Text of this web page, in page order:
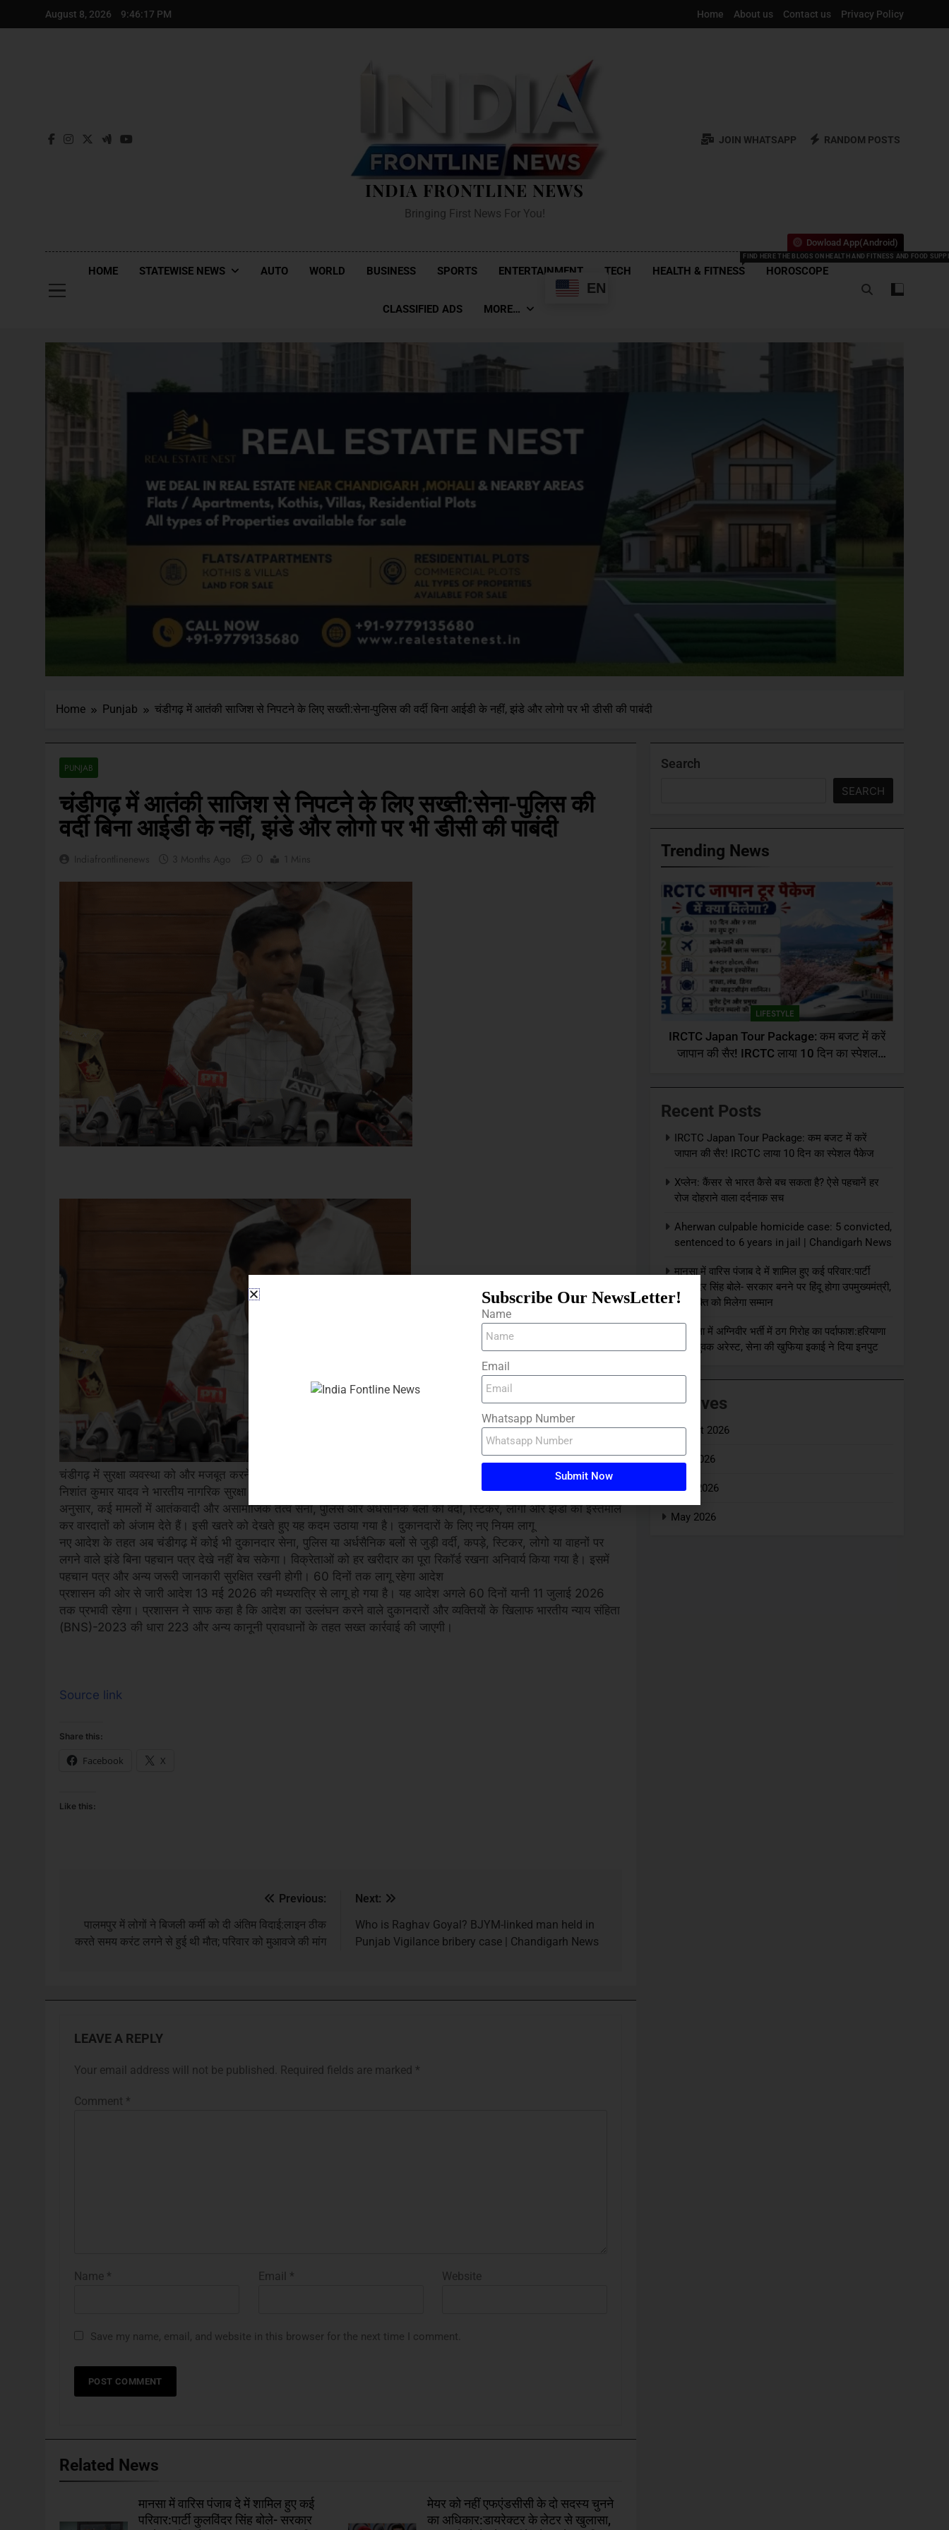
August 8, 2026 9:46:18 PM Home About us Contact us Privacy Policy
INDIA FRONTLINE NEWS
Bringing First News For You!
JOIN WHATSAPP RANDOM POSTS
HOME STATEWISE NEWS AUTO WORLD BUSINESS SPORTS ENTERTAINMENT TECH HEALTH & FITNESS
FIND HERE THE BLOGS ON HEALTH AND FITNESS AND FOOD
HOROSCOPE
CLASSIFIED ADS MORE…
EN
Dowload App(Android)
Home Punjab चंडीगढ़ में आतंकी साजिश से निपटने के लिए सख्ती:सेना-पुलिस की वर्दी बिना आईडी के नहीं, झंडे और लोगो पर भी डीसी की पाबंदी
PUNJAB
चंडीगढ़ में आतंकी साजिश से निपटने के लिए सख्ती:सेना-पुलिस की
वर्दी बिना आईडी के नहीं, झंडे और लोगो पर भी डीसी की पाबंदी
Indiafrontlinenews 3 Months Ago 0 1 Mins
चंडीगढ़ में सुरक्षा व्यवस्था को और मजबूत करने और आतंकी गतिविधियों पर रोक लगाने के लिए प्रशासन ने बड़ा फैसला लिया है। डीसी
निशांत कुमार यादव ने भारतीय नागरिक सुरक्षा संहिता (BNSS)-2023 की धारा 163 के तहत नए आदेश जारी किए हैं। प्रशासन के
अनुसार, कई मामलों में आतंकवादी और असामाजिक तत्व सेना, पुलिस और अर्धसैनिक बलों की वर्दी, स्टिकर, लोगो और झंडों का इस्तेमाल
कर वारदातों को अंजाम देते हैं। इसी खतरे को देखते हुए यह कदम उठाया गया है। दुकानदारों के लिए नए नियम लागू
नए आदेश के तहत अब चंडीगढ़ में कोई भी दुकानदार सेना, पुलिस या अर्धसैनिक बलों से जुड़ी वर्दी, कपड़े, स्टिकर, लोगो या वाहनों पर
लगने वाले झंडे बिना पहचान पत्र देखे नहीं बेच सकेगा। विक्रेताओं को हर खरीदार का पूरा रिकॉर्ड रखना अनिवार्य किया गया है। इसमें
पहचान पत्र और अन्य जरूरी जानकारी सुरक्षित रखनी होगी। 60 दिनों तक लागू रहेगा आदेश
प्रशासन की ओर से जारी आदेश 13 मई 2026 की मध्यरात्रि से लागू हो गया है। यह आदेश अगले 60 दिनों यानी 11 जुलाई 2026
तक प्रभावी रहेगा। प्रशासन ने साफ कहा है कि आदेश का उल्लंघन करने वाले दुकानदारों और व्यक्तियों के खिलाफ भारतीय न्याय संहिता
(BNS)-2023 की धारा 223 और अन्य कानूनी प्रावधानों के तहत सख्त कार्रवाई की जाएगी।
Source link
Share this:
Facebook X
Like this:
Previous:
पालमपुर में लोगों ने बिजली कर्मी को दी अंतिम विदाई:लाइन ठीक
करते समय करंट लगने से हुई थी मौत; परिवार को मुआवजे की मांग
Next:
Who is Raghav Goyal? BJYM-linked man held in
Punjab Vigilance bribery case | Chandigarh News
LEAVE A REPLY
Your email address will not be published. Required fields are marked *
Comment *
Name * Email * Website
Save my name, email, and website in this browser for the next time I comment.
Related News
मानसा में वारिस पंजाब दे में शामिल हुए कई
परिवार:पार्टी कुलविंदर सिंह बोले- सरकार
मेयर को नहीं एफएंडसीसी के दो सदस्य चुनने
का अधिकार:डायरेक्टर के लेटर से खुलासा,
Search
SEARCH
Trending News
LIFESTYLE
IRCTC Japan Tour Package: कम बजट में करें
जापान की सैर! IRCTC लाया 10 दिन का स्पेशल
Recent Posts
IRCTC Japan Tour Package: कम बजट में करें
जापान की सैर! IRCTC लाया 10 दिन का स्पेशल पैकेज
Xप्लेन: कैंसर से भारत कैसे बच सकता है? ऐसे पहचानें हर
रोज दोहराने वाला दर्दनाक सच
Aherwan culpable homicide case: 5 convicted,
sentenced to 6 years in jail | Chandigarh News
मानसा में वारिस पंजाब दे में शामिल हुए कई परिवार:पार्टी
कुलविंदर सिंह बोले- सरकार बनने पर हिंदू होगा उपमुख्यमंत्री,
हर व्यक्ति को मिलेगा सम्मान
धर्मशाला में अग्निवीर भर्ती में ठग गिरोह का पर्दाफाश:हरियाणा
के दो युवक अरेस्ट, सेना की खुफिया इकाई ने दिया इनपुट
Archives
August 2026
July 2026
June 2026
May 2026
Subscribe Our NewsLetter!
Name
Email
Whatsapp Number
Submit Now